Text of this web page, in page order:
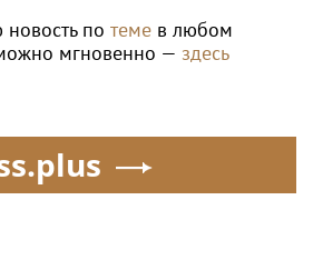
по теме в любом
мгновенно — здесь